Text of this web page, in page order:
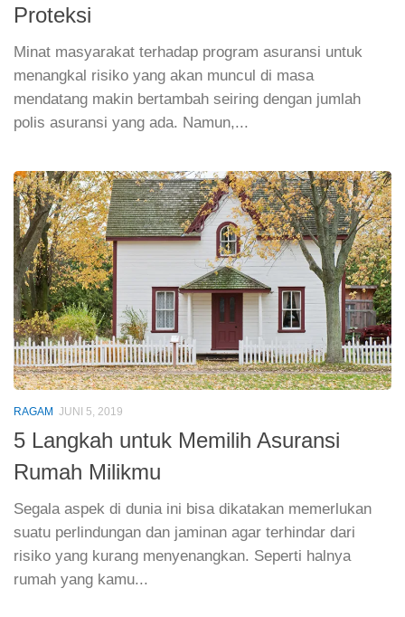
Proteksi
Minat masyarakat terhadap program asuransi untuk
menangkal risiko yang akan muncul di masa
mendatang makin bertambah seiring dengan jumlah
polis asuransi yang ada. Namun,...
RAGAM JUNI 5, 2019
5 Langkah untuk Memilih Asuransi
Rumah Milikmu
Segala aspek di dunia ini bisa dikatakan memerlukan
suatu perlindungan dan jaminan agar terhindar dari
risiko yang kurang menyenangkan. Seperti halnya
rumah yang kamu...